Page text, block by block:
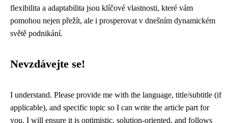
flexibilita a adaptabilita jsou klíčové vlastnosti, které vám
pomohou nejen přežít, ale i prosperovat v dnešním dynamickém
světě podnikání.
Nevzdávejte se!
I understand. Please provide me with the language, title/subtitle (if
applicable), and specific topic so I can write the article part for
you. I will ensure it is optimistic, solution-oriented, and follows